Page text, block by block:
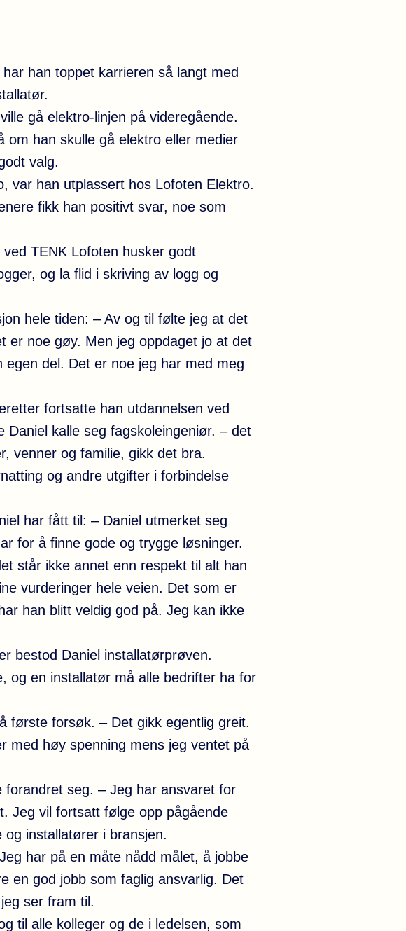
han toppet karrieren så langt med
gå elektro-linjen på videregående.
om han skulle gå elektro eller medier
valg.
var han utplassert hos Lofoten Elektro.
fikk han positivt svar, noe som
TENK Lofoten husker godt
og la flid i skriving av logg og
hele tiden: – Av og til følte jeg at det
er noe gøy. Men jeg oppdaget jo at det
del. Det er noe jeg har med meg
fortsatte han utdannelsen ved
kalle seg fagskoleingeniør. – det
venner og familie, gikk det bra.
og andre utgifter i forbindelse
har fått til: – Daniel utmerket seg
for å finne gode og trygge løsninger.
står ikke annet enn respekt til alt han
vurderinger hele veien. Det som er
han blitt veldig god på. Jeg kan ikke
bestod Daniel installatørprøven.
og en installatør må alle bedrifter ha for
første forsøk. – Det gikk egentlig greit.
med høy spenning mens jeg ventet på
forandret seg. – Jeg har ansvaret for
Jeg vil fortsatt følge opp pågående
installatører i bransjen.
har på en måte nådd målet, å jobbe
en god jobb som faglig ansvarlig. Det
ser fram til.
til alle kolleger og de i ledelsen, som